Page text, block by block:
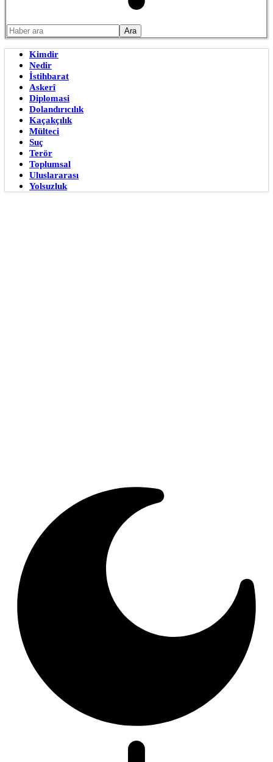
Kimdir
Nedir
İstihbarat
Askerî
Diplomasi
Dolandırıcılık
Kaçakçılık
Mülteci
Suç
Terör
Toplumsal
Uluslararası
Yolsuzluk